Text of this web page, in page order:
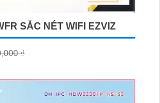
SẮC NÉT WIFI EZVIZ
₫